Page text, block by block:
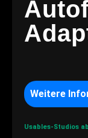
Weitere
Usables-Studios